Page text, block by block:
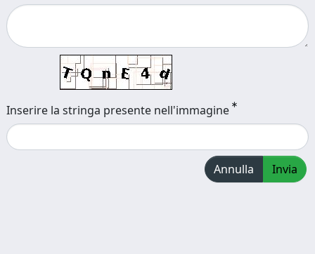
Inserire la stringa presente nell'immagine
Annulla Invia